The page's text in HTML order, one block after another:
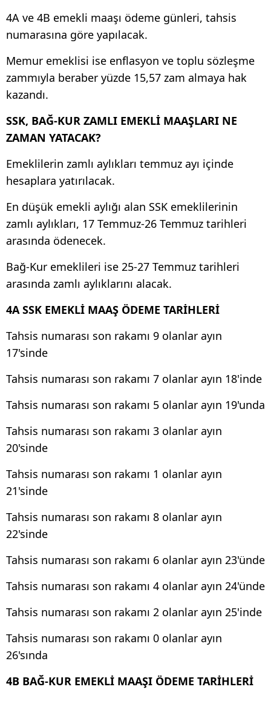
4A ve 4B emekli maaşı ödeme günleri, tahsis
numarasına göre yapılacak.
Memur emeklisi ise enflasyon ve toplu sözleşme
zammıyla beraber yüzde 15,57 zam almaya hak
kazandı.
SSK, BAĞ-KUR ZAMLI EMEKLİ MAAŞLARI NE
ZAMAN YATACAK?
Emeklilerin zamlı aylıkları temmuz ayı içinde
hesaplara yatırılacak.
En düşük emekli aylığı alan SSK emeklilerinin
zamlı aylıkları, 17 Temmuz-26 Temmuz tarihleri
arasında ödenecek.
Bağ-Kur emeklileri ise 25-27 Temmuz tarihleri
arasında zamlı aylıklarını alacak.
4A SSK EMEKLİ MAAŞ ÖDEME TARİHLERİ
Tahsis numarası son rakamı 9 olanlar ayın
17'sinde
Tahsis numarası son rakamı 7 olanlar ayın 18'inde
Tahsis numarası son rakamı 5 olanlar ayın 19'unda
Tahsis numarası son rakamı 3 olanlar ayın
20'sinde
Tahsis numarası son rakamı 1 olanlar ayın
21'sinde
Tahsis numarası son rakamı 8 olanlar ayın
22'sinde
Tahsis numarası son rakamı 6 olanlar ayın 23'ünde
Tahsis numarası son rakamı 4 olanlar ayın 24'ünde
Tahsis numarası son rakamı 2 olanlar ayın 25'inde
Tahsis numarası son rakamı 0 olanlar ayın
26'sında
4B BAĞ-KUR EMEKLİ MAAŞI ÖDEME TARİHLERİ